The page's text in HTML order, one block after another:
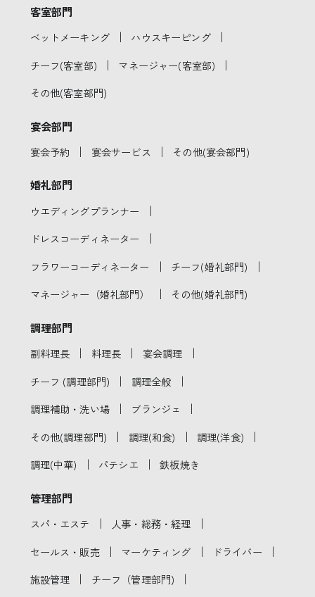
客室部門
ベットメーキング ｜ ハウスキーピング ｜
チーフ(客室部) ｜ マネージャー(客室部) ｜
その他(客室部門)
宴会部門
宴会予約 ｜ 宴会サービス ｜ その他(宴会部門)
婚礼部門
ウエディングプランナー ｜
ドレスコーディネーター ｜
フラワーコーディネーター ｜ チーフ(婚礼部門) ｜
マネージャー（婚礼部門） ｜ その他(婚礼部門)
調理部門
副料理長 ｜ 料理長 ｜ 宴会調理 ｜
チーフ (調理部門) ｜ 調理全般 ｜
調理補助・洗い場 ｜ ブランジェ ｜
その他(調理部門) ｜ 調理(和食) ｜ 調理(洋食) ｜
調理(中華) ｜ パテシエ ｜ 鉄板焼き
管理部門
スパ・エステ ｜ 人事・総務・経理 ｜
セールス・販売 ｜ マーケティング ｜ ドライバー ｜
施設管理 ｜ チーフ（管理部門) ｜